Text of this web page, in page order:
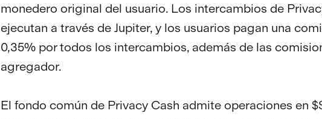
monedero original del usuario. Los intercambios de
ejecutan a través de Jupiter, y los usuarios pagan una
0,35% por todos los intercambios, además de las
agregador.
El fondo común de Privacy Cash admite operaciones en